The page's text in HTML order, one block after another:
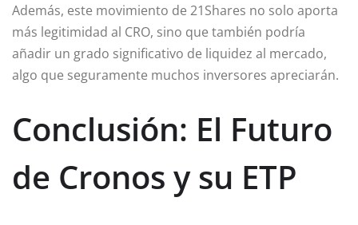
Además, este movimiento de 21Shares no solo aporta
más legitimidad al CRO, sino que también podría
añadir un grado significativo de liquidez al mercado,
algo que seguramente muchos inversores apreciarán.
Conclusión: El Futuro
de Cronos y su ETP